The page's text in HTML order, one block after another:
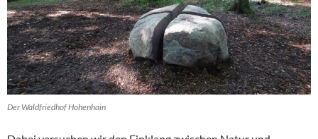
Der Waldfriedhof Hohenhain